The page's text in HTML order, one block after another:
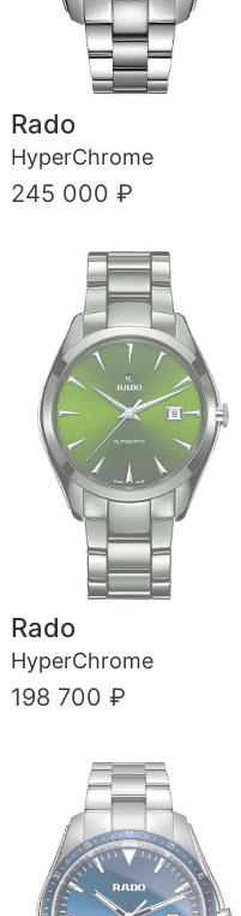
Rado
HyperChrome
245 000 ₽
Rado
HyperChrome
198 700 ₽